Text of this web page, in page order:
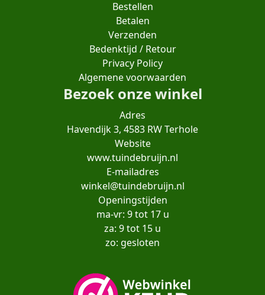
Bestellen
Betalen
Verzenden
Bedenktijd / Retour
Privacy Policy
Algemene voorwaarden
Bezoek onze winkel
Adres
Havendijk 3, 4583 RW Terhole
Website
www.tuindebruijn.nl
E-mailadres
winkel@tuindebruijn.nl
Openingstijden
ma-vr: 9 tot 17 u
za: 9 tot 15 u
zo: gesloten